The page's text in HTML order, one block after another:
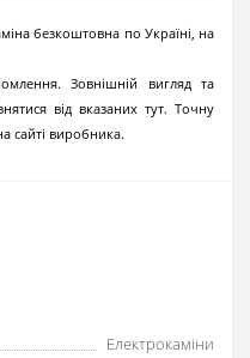
безкоштовна по Україні, на
Зовнішній вигляд та
від вказаних тут. Точну
сайті виробника.
Електрокаміни